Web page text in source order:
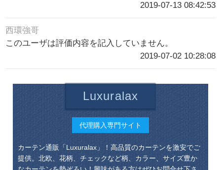
2019-07-13 08:42:53
西環強哥
このユーザは評価内容を記入していません。
2019-07-02 10:28:08
Luxuralax
代理購入専門サイト
カーテン通販「Luxuralax」！高品質のカーテンを激安でご
提供。北欧、花柄、チェックなど柄、カラー、サイズ豊か